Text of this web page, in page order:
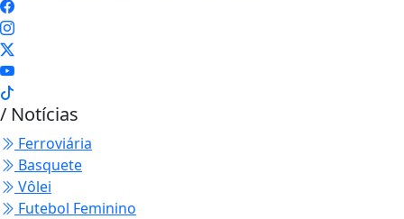
/ Notícias
Ferroviária
Basquete
Vôlei
Futebol Feminino